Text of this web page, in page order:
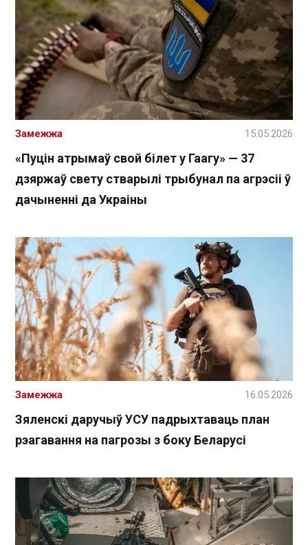
«Пуцін атрымаў свой білет у Гаагу» — 37
дзяржаў свету стварылі трыбунал па агрэсіі ў
дачыненні да Украіны
Замежжа 15.05.2026
Зяленскі даручыў УСУ падрыхтаваць план
рэагавання на пагрозы з боку Беларусі
Замежжа 16.05.2026